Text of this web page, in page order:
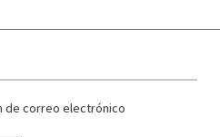
de correo electrónico